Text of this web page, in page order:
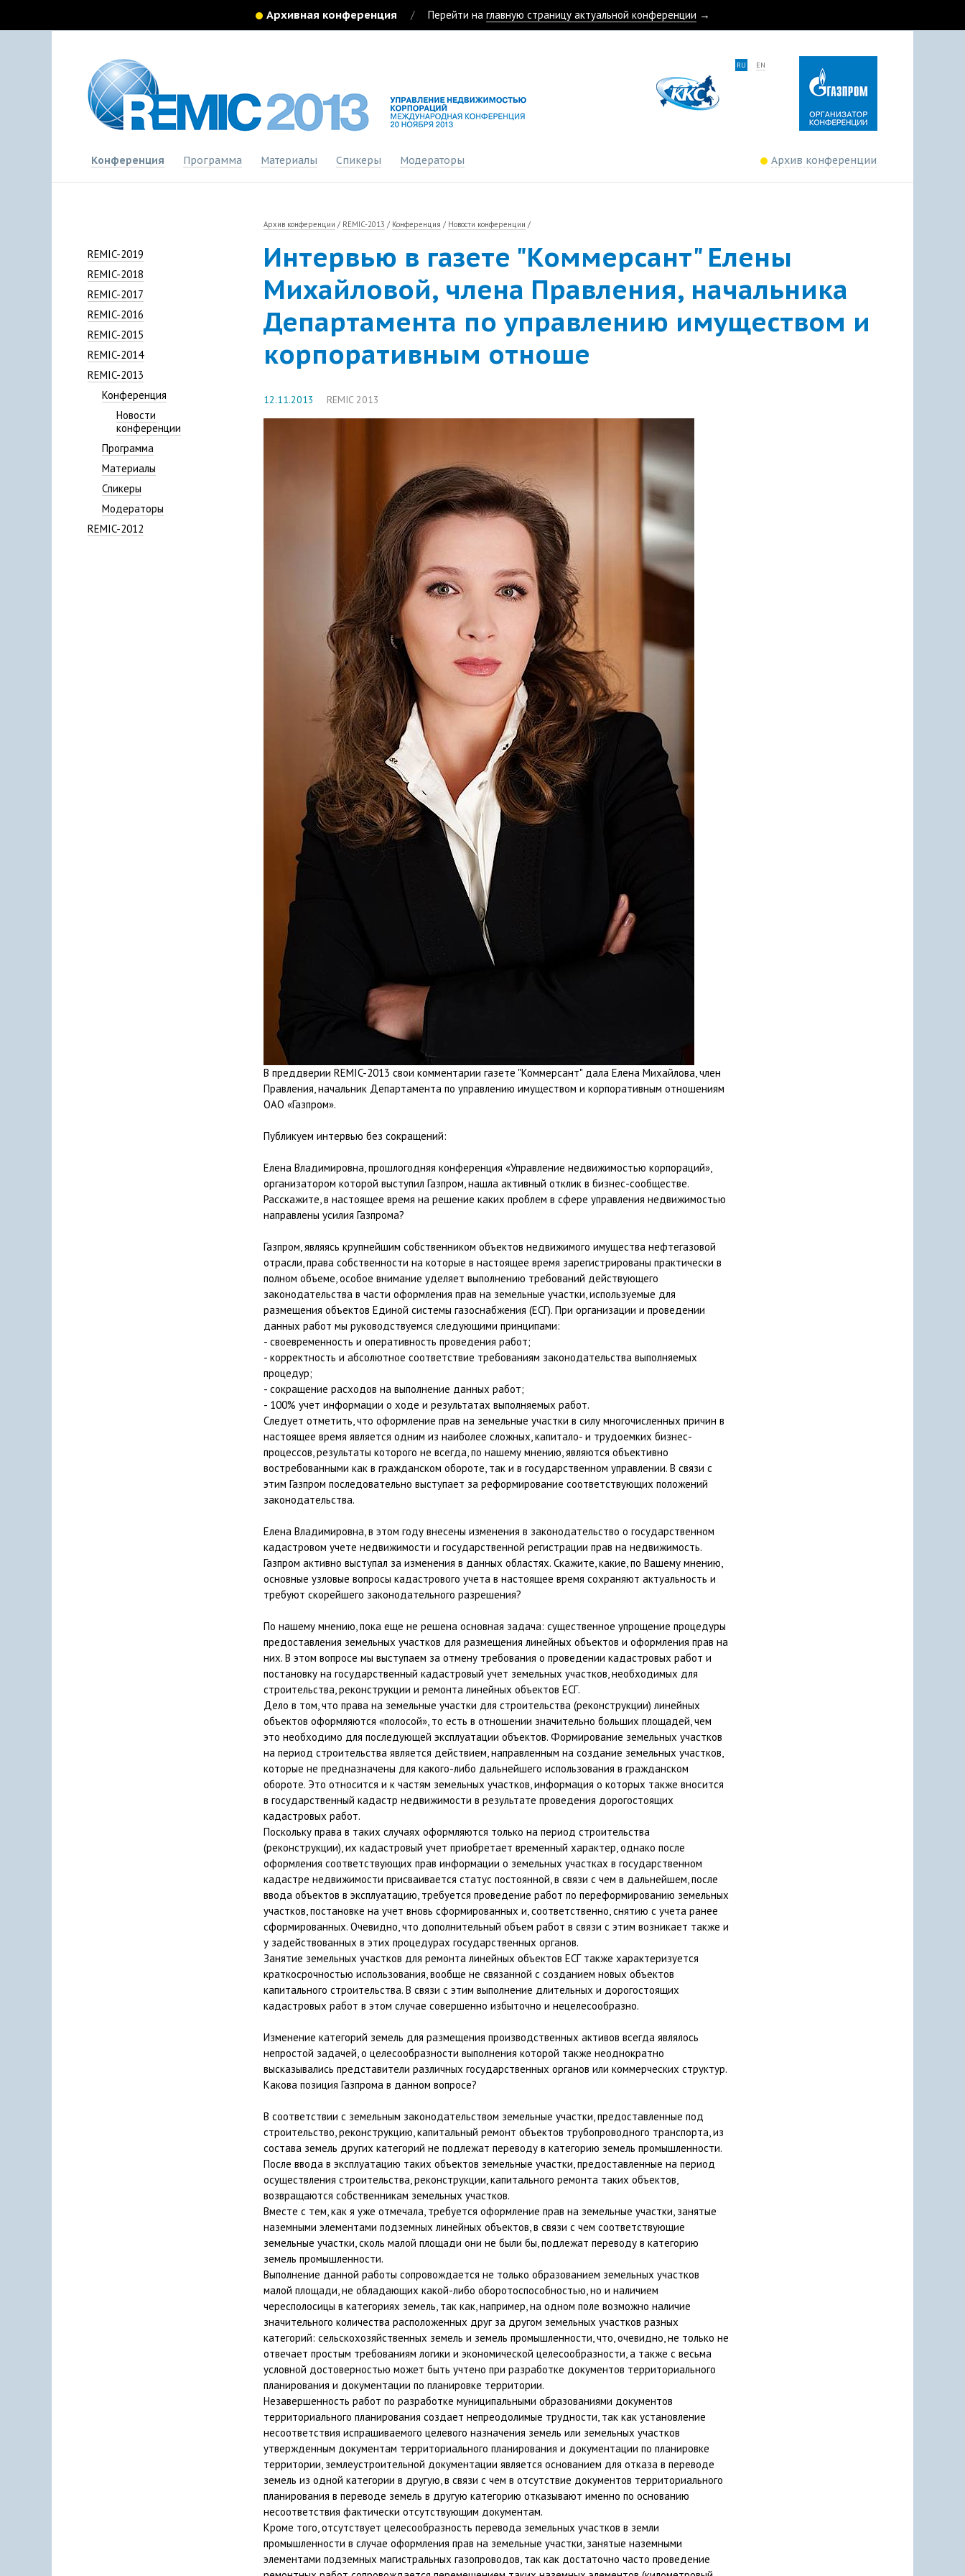
Архивная конференция / Перейти на главную страницу актуальной конференции →
RU EN
Конференция Программа Материалы Спикеры Модераторы Архив конференции
REMIC-2019
REMIC-2018
REMIC-2017
REMIC-2016
REMIC-2015
REMIC-2014
REMIC-2013
Конференция
Новости
конференции
Программа
Материалы
Спикеры
Модераторы
REMIC-2012
Архив конференции / REMIC-2013 / Конференция / Новости конференции /
Интервью в газете "Коммерсант" Елены
Михайловой, члена Правления, начальника
Департамента по управлению имуществом и
корпоративным отноше
12.11.2013 REMIC 2013
В преддверии REMIC-2013 свои комментарии газете "Коммерсант" дала Елена Михайлова, член
Правления, начальник Департамента по управлению имуществом и корпоративным отношениям
ОАО «Газпром».
Публикуем интервью без сокращений:
Елена Владимировна, прошлогодняя конференция «Управление недвижимостью корпораций»,
организатором которой выступил Газпром, нашла активный отклик в бизнес-сообществе.
Расскажите, в настоящее время на решение каких проблем в сфере управления недвижимостью
направлены усилия Газпрома?
Газпром, являясь крупнейшим собственником объектов недвижимого имущества нефтегазовой
отрасли, права собственности на которые в настоящее время зарегистрированы практически в
полном объеме, особое внимание уделяет выполнению требований действующего
законодательства в части оформления прав на земельные участки, используемые для
размещения объектов Единой системы газоснабжения (ЕСГ). При организации и проведении
данных работ мы руководствуемся следующими принципами:
- своевременность и оперативность проведения работ;
- корректность и абсолютное соответствие требованиям законодательства выполняемых
процедур;
- сокращение расходов на выполнение данных работ;
- 100% учет информации о ходе и результатах выполняемых работ.
Следует отметить, что оформление прав на земельные участки в силу многочисленных причин в
настоящее время является одним из наиболее сложных, капитало- и трудоемких бизнес-
процессов, результаты которого не всегда, по нашему мнению, являются объективно
востребованными как в гражданском обороте, так и в государственном управлении. В связи с
этим Газпром последовательно выступает за реформирование соответствующих положений
законодательства.
Елена Владимировна, в этом году внесены изменения в законодательство о государственном
кадастровом учете недвижимости и государственной регистрации прав на недвижимость.
Газпром активно выступал за изменения в данных областях. Скажите, какие, по Вашему мнению,
основные узловые вопросы кадастрового учета в настоящее время сохраняют актуальность и
требуют скорейшего законодательного разрешения?
По нашему мнению, пока еще не решена основная задача: существенное упрощение процедуры
предоставления земельных участков для размещения линейных объектов и оформления прав на
них. В этом вопросе мы выступаем за отмену требования о проведении кадастровых работ и
постановку на государственный кадастровый учет земельных участков, необходимых для
строительства, реконструкции и ремонта линейных объектов ЕСГ.
Дело в том, что права на земельные участки для строительства (реконструкции) линейных
объектов оформляются «полосой», то есть в отношении значительно больших площадей, чем
это необходимо для последующей эксплуатации объектов. Формирование земельных участков
на период строительства является действием, направленным на создание земельных участков,
которые не предназначены для какого-либо дальнейшего использования в гражданском
обороте. Это относится и к частям земельных участков, информация о которых также вносится
в государственный кадастр недвижимости в результате проведения дорогостоящих
кадастровых работ.
Поскольку права в таких случаях оформляются только на период строительства
(реконструкции), их кадастровый учет приобретает временный характер, однако после
оформления соответствующих прав информации о земельных участках в государственном
кадастре недвижимости присваивается статус постоянной, в связи с чем в дальнейшем, после
ввода объектов в эксплуатацию, требуется проведение работ по переформированию земельных
участков, постановке на учет вновь сформированных и, соответственно, снятию с учета ранее
сформированных. Очевидно, что дополнительный объем работ в связи с этим возникает также и
у задействованных в этих процедурах государственных органов.
Занятие земельных участков для ремонта линейных объектов ЕСГ также характеризуется
краткосрочностью использования, вообще не связанной с созданием новых объектов
капитального строительства. В связи с этим выполнение длительных и дорогостоящих
кадастровых работ в этом случае совершенно избыточно и нецелесообразно.
Изменение категорий земель для размещения производственных активов всегда являлось
непростой задачей, о целесообразности выполнения которой также неоднократно
высказывались представители различных государственных органов или коммерческих структур.
Какова позиция Газпрома в данном вопросе?
В соответствии с земельным законодательством земельные участки, предоставленные под
строительство, реконструкцию, капитальный ремонт объектов трубопроводного транспорта, из
состава земель других категорий не подлежат переводу в категорию земель промышленности.
После ввода в эксплуатацию таких объектов земельные участки, предоставленные на период
осуществления строительства, реконструкции, капитального ремонта таких объектов,
возвращаются собственникам земельных участков.
Вместе с тем, как я уже отмечала, требуется оформление прав на земельные участки, занятые
наземными элементами подземных линейных объектов, в связи с чем соответствующие
земельные участки, сколь малой площади они не были бы, подлежат переводу в категорию
земель промышленности.
Выполнение данной работы сопровождается не только образованием земельных участков
малой площади, не обладающих какой-либо оборотоспособностью, но и наличием
чересполосицы в категориях земель, так как, например, на одном поле возможно наличие
значительного количества расположенных друг за другом земельных участков разных
категорий: сельскохозяйственных земель и земель промышленности, что, очевидно, не только не
отвечает простым требованиям логики и экономической целесообразности, а также с весьма
условной достоверностью может быть учтено при разработке документов территориального
планирования и документации по планировке территории.
Незавершенность работ по разработке муниципальными образованиями документов
территориального планирования создает непреодолимые трудности, так как установление
несоответствия испрашиваемого целевого назначения земель или земельных участков
утвержденным документам территориального планирования и документации по планировке
территории, землеустроительной документации является основанием для отказа в переводе
земель из одной категории в другую, в связи с чем в отсутствие документов территориального
планирования в переводе земель в другую категорию отказывают именно по основанию
несоответствия фактически отсутствующим документам.
Кроме того, отсутствует целесообразность перевода земельных участков в земли
промышленности в случае оформления прав на земельные участки, занятые наземными
элементами подземных магистральных газопроводов, так как достаточно часто проведение